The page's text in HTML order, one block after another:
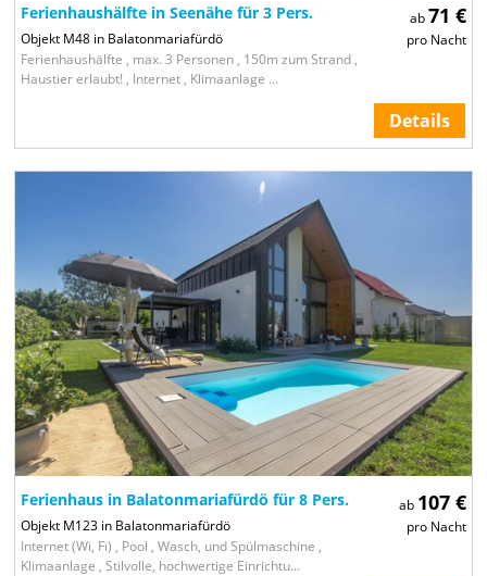
ab71 €
pro Nacht
Ferienhaushälfte in Seenähe für 3 Pers.
Objekt M48 in Balatonmariafürdö
Ferienhaushälfte , max. 3 Personen , 150m zum Strand ,
Haustier erlaubt! , Internet , Klimaanlage ...
Details
ab 107 €
pro Nacht
Ferienhaus in Balatonmariafürdö für 8 Pers.
Objekt M123 in Balatonmariafürdö
Internet (Wi, Fi) , Pool , Wasch, und Spülmaschine ,
Klimaanlage , Stilvolle, hochwertige Einrichtu...